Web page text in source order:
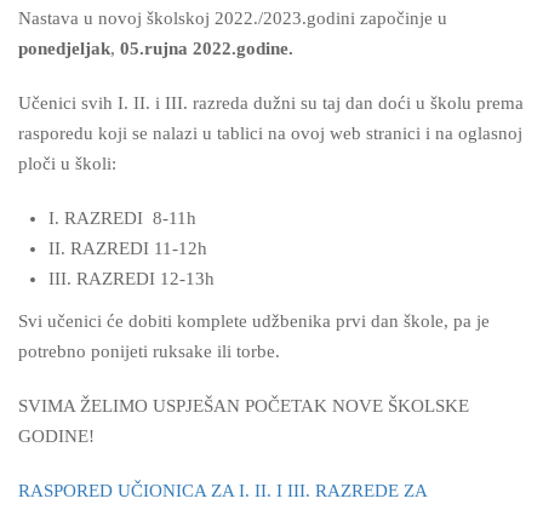
Nastava u novoj školskoj 2022./2023.godini započinje u
ponedjeljak, 05.rujna 2022.godine.
Učenici svih I. II. i III. razreda dužni su taj dan doći u školu prema
rasporedu koji se nalazi u tablici na ovoj web stranici i na oglasnoj
ploči u školi:
I. RAZREDI 8-11h
II. RAZREDI 11-12h
III. RAZREDI 12-13h
Svi učenici će dobiti komplete udžbenika prvi dan škole, pa je
potrebno ponijeti ruksake ili torbe.
SVIMA ŽELIMO USPJEŠAN POČETAK NOVE ŠKOLSKE
GODINE!
RASPORED UČIONICA ZA I. II. I III. RAZREDE ZA